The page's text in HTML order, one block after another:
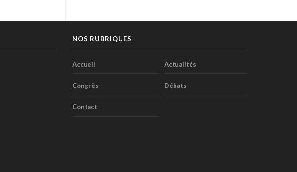
NOS RUBRIQUES
Accueil Actualités
Congrès Débats
Contact